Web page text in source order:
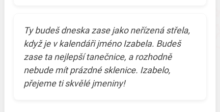
Ty budeš dneska zase jako neřízená střela,
když je v kalendáři jméno Izabela. Budeš
zase ta nejlepší tanečnice, a rozhodně
nebude mít prázdné sklenice. Izabelo,
přejeme ti skvělé jmeniny!